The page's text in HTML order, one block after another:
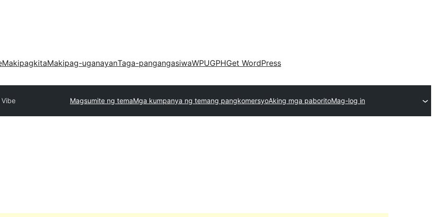
MakipagkitaMakipag-uganayanTaga-pangangasiwaWPUGPHGet WordPress
Vibe Magsumite ng temaMga kumpanya ng temang pangkomersyoAking mga paboritoMag-log in